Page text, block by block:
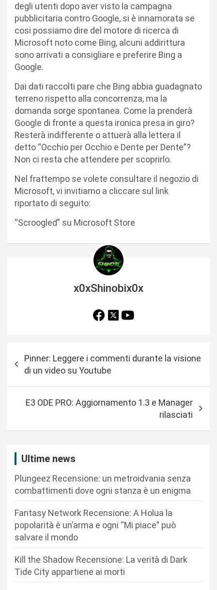
degli utenti dopo aver visto la campagna
pubblicitaria contro Google, si è innamorata se
cosi possiamo dire del motore di ricerca di
Microsoft noto come Bing, alcuni addirittura
sono arrivati a consigliare e preferire Bing a
Google.
Dai dati raccolti pare che Bing abbia guadagnato
terreno rispetto alla concorrenza, ma la
domanda sorge spontanea. Come la prenderà
Google di fronte a questa ironica presa in giro?
Resterà indifferente o attuerà alla lettera il
detto “Occhio per Occhio e Dente per Dente”?
Non ci resta che attendere per scoprirlo.
Nel frattempo se volete consultare il negozio di
Microsoft, vi invitiamo a cliccare sul link
riportato di seguito:
“Scroogled” su Microsoft Store
x0xShinobix0x
a
Pinner: Leggere i commenti durante la visione
di un video su Youtube
E3 ODE PRO: Aggiornamento 1.3 e Manager
rilasciati
Ultime news
Plungeez Recensione: un metroidvania senza
combattimenti dove ogni stanza è un enigma
Fantasy Network Recensione: A Holua la
popolarità è un’arma e ogni “Mi piace” può
salvare il mondo
Kill the Shadow Recensione: La verità di Dark
Tide City appartiene ai morti